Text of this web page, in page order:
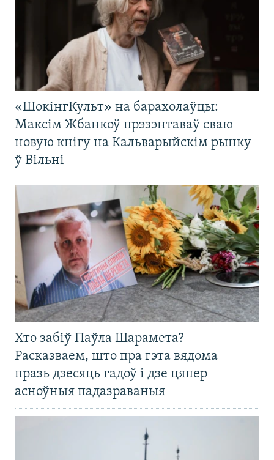
«ШокінгКульт» на барахолаўцы:
Максім Жбанкоў прэзэнтаваў сваю
новую кнігу на Кальварыйскім рынку
ў Вільні
Хто забіў Паўла Шарамета?
Расказваем, што пра гэта вядома
празь дзесяць гадоў і дзе цяпер
асноўныя падазраваныя